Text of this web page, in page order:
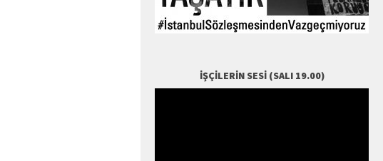
İŞÇILERIN SESI (SALI 19.00)